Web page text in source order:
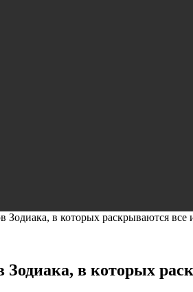
Зодиака, в которых раскрываются все
в которых